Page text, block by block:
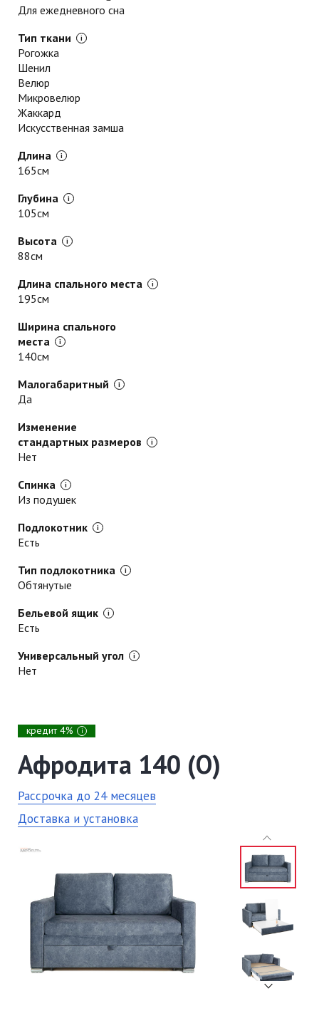
Для ежедневного сна
Тип ткани
Рогожка
Шенил
Велюр
Микровелюр
Жаккард
Искусственная замша
Длина
165см
Глубина
105см
Высота
88см
Длина спального места
195см
Ширина спального
места
140см
Малогабаритный
Да
Изменение
стандартных размеров
Нет
Спинка
Из подушек
Подлокотник
Есть
Тип подлокотника
Обтянутые
Бельевой ящик
Есть
Универсальный угол
Нет
кредит 4% i
Афродита 140 (О)
Рассрочка до 24 месяцев
Доставка и установка